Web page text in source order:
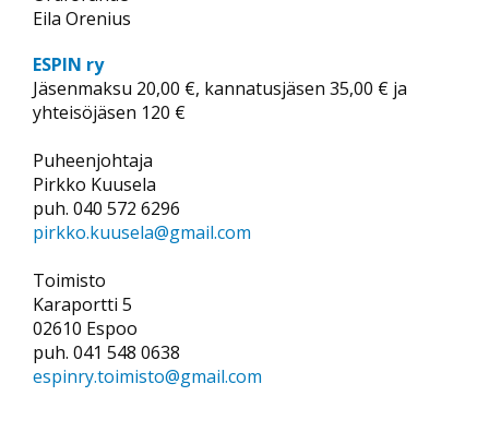
Eila Orenius
ESPIN ry
Jäsenmaksu 20,00 €, kannatusjäsen 35,00 € ja
yhteisöjäsen 120 €
Puheenjohtaja
Pirkko Kuusela
puh. 040 572 6296
pirkko.kuusela@gmail.com
Toimisto
Karaportti 5
02610 Espoo
puh. 041 548 0638
espinry.toimisto@gmail.com